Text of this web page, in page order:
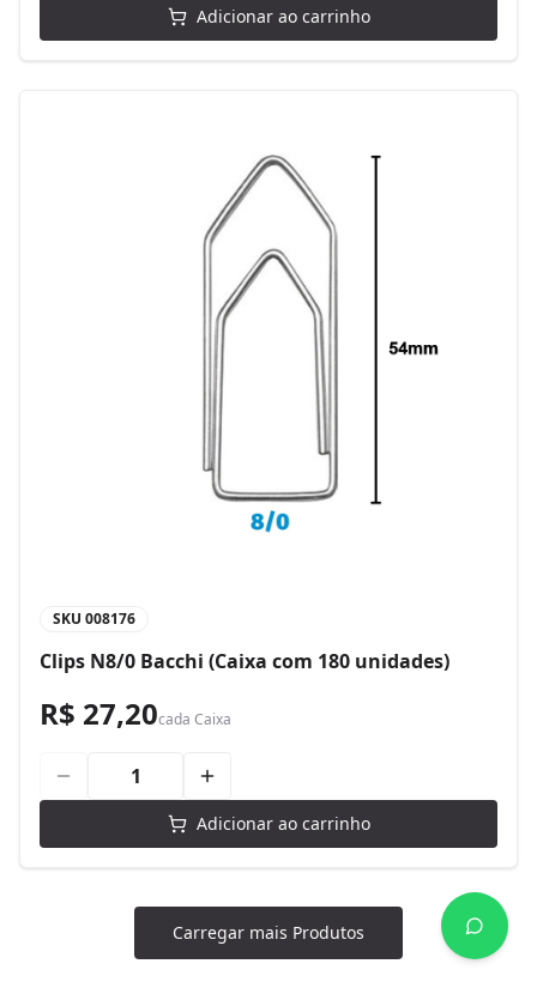
Adicionar ao carrinho
SKU 008176
Clips N8/0 Bacchi (Caixa com 180 unidades)
R$ 27,20cada Caixa
Adicionar ao carrinho
Carregar mais Produtos